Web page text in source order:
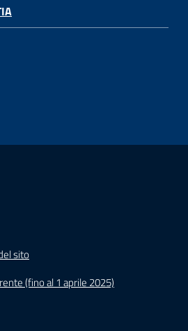
sito
(fino al 1 aprile 2025)